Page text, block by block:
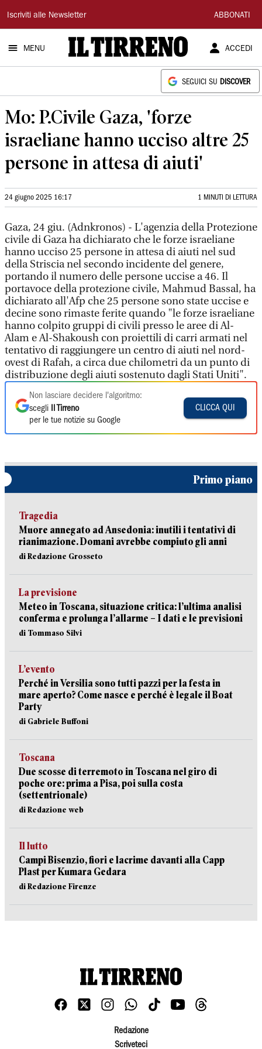
Il
Tirreno
Iscriviti alle Newsletter ABBONATI
MENU ACCEDI
SEGUICI SU DISCOVER
Mo: P.Civile Gaza, 'forze
israeliane hanno ucciso altre 25
persone in attesa di aiuti'
24 giugno 2025 16:17 1 MINUTI DI LETTURA
Gaza, 24 giu. (Adnkronos) - L'agenzia della Protezione
civile di Gaza ha dichiarato che le forze israeliane
hanno ucciso 25 persone in attesa di aiuti nel sud
della Striscia nel secondo incidente del genere,
portando il numero delle persone uccise a 46. Il
portavoce della protezione civile, Mahmud Bassal, ha
dichiarato all'Afp che 25 persone sono state uccise e
decine sono rimaste ferite quando "le forze israeliane
hanno colpito gruppi di civili presso le aree di Al-
Alam e Al-Shakoush con proiettili di carri armati nel
tentativo di raggiungere un centro di aiuti nel nord-
ovest di Rafah, a circa due chilometri da un punto di
distribuzione degli aiuti sostenuto dagli Stati Uniti".
Non lasciare decidere l'algoritmo:
scegli
Il Tirreno
per le tue notizie su Google
CLICCA QUI
Primo piano
Tragedia
Muore annegato ad Ansedonia: inutili i tentativi di
rianimazione. Domani avrebbe compiuto gli anni
di Redazione Grosseto
La previsione
Meteo in Toscana, situazione critica: l’ultima analisi
conferma e prolunga l’allarme – I dati e le previsioni
di Tommaso Silvi
L’evento
Perché in Versilia sono tutti pazzi per la festa in
mare aperto? Come nasce e perché è legale il Boat
Party
di Gabriele Buffoni
Toscana
Due scosse di terremoto in Toscana nel giro di
poche ore: prima a Pisa, poi sulla costa
(settentrionale)
di Redazione web
Il lutto
Campi Bisenzio, fiori e lacrime davanti alla Capp
Plast per Kumara Gedara
di Redazione Firenze
Redazione
Scriveteci